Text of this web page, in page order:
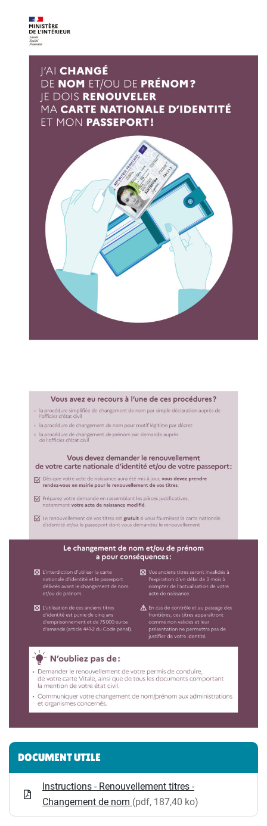
Informations complémentaires
DOCUMENT UTILE
Instructions - Renouvellement titres -
Changement de nom (pdf, 187,40 ko)